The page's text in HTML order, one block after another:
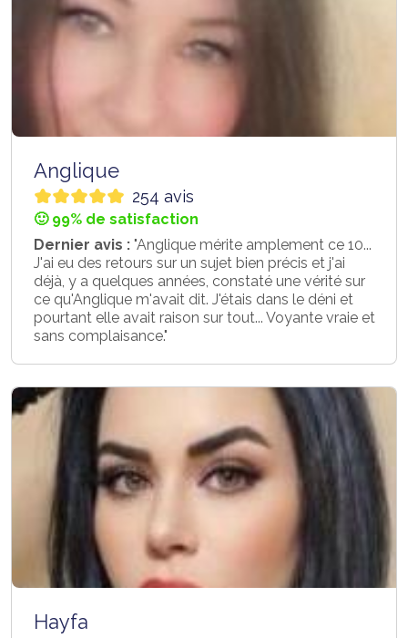
Anglique
254 avis
🙂 99% de satisfaction
Dernier avis : "Anglique mérite amplement ce 10...
J'ai eu des retours sur un sujet bien précis et j'ai
déjà, y a quelques années, constaté une vérité sur
ce qu'Anglique m'avait dit. J'étais dans le déni et
pourtant elle avait raison sur tout... Voyante vraie et
sans complaisance."
Hayfa